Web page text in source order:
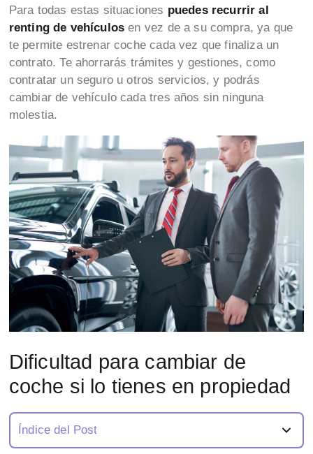
Para todas estas situaciones puedes recurrir al
renting de vehículos en vez de a su compra, ya que
te permite estrenar coche cada vez que finaliza un
contrato. Te ahorrarás trámites y gestiones, como
contratar un seguro u otros servicios, y podrás
cambiar de vehículo cada tres años sin ninguna
molestia.
Dificultad para cambiar de
coche si lo tienes en propiedad
Índice del Post